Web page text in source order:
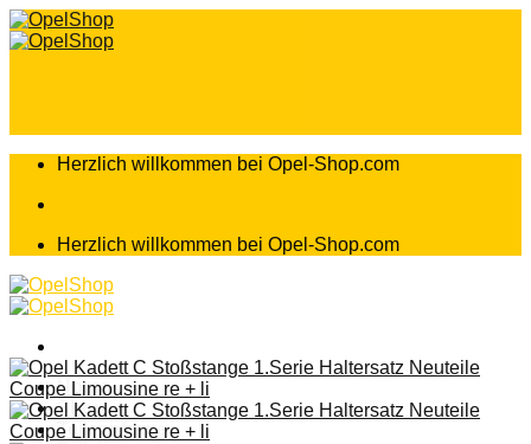
Zum
Inhalt
Herzlich willkommen bei Opel-Shop.com
Herzlich willkommen bei Opel-Shop.com
Home
Shop
Teileanfrage